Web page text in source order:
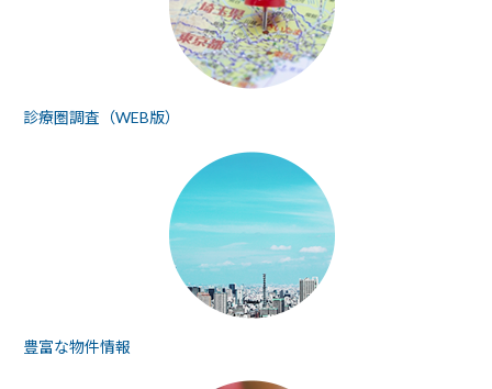
診療圏調査（WEB版）
豊富な物件情報